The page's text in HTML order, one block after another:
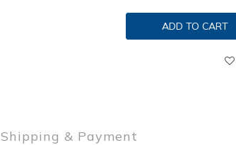
ADD TO CART
Shipping & Payment